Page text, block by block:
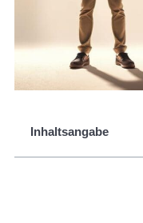
Inhaltsangabe